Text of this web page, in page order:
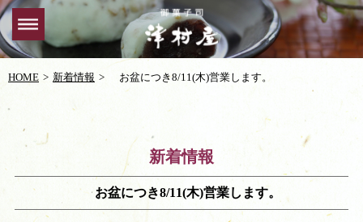
HOME 新着情報 お盆につき8/11(木)営業します。
新着情報
お盆につき8/11(木)営業します。